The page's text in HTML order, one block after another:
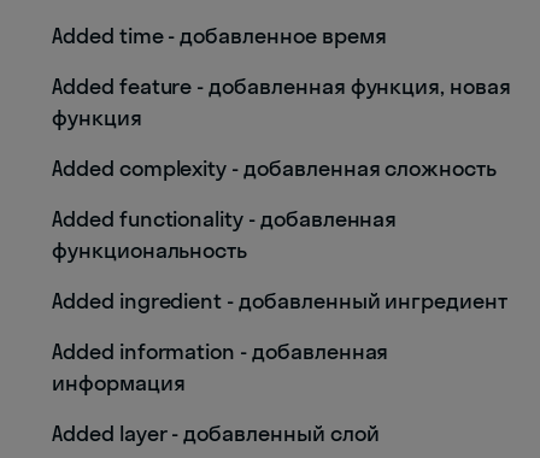
Added time - добавленное время
Added feature - добавленная функция, новая
функция
Added complexity - добавленная сложность
Added functionality - добавленная
функциональность
Added ingredient - добавленный ингредиент
Added information - добавленная
информация
Added layer - добавленный слой